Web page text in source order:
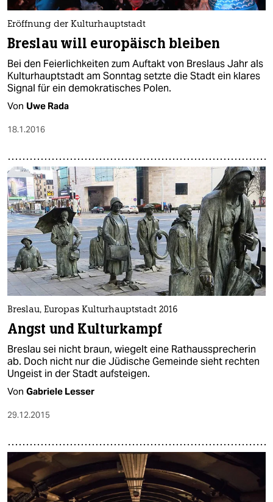
Eröffnung der Kulturhauptstadt
Breslau will europäisch bleiben
Bei den Feierlichkeiten zum Auftakt von Breslaus Jahr als
Kulturhauptstadt am Sonntag setzte die Stadt ein klares
Signal für ein demokratisches Polen.
Von Uwe Rada
18.1.2016
Breslau, Europas Kulturhauptstadt 2016
Angst und Kulturkampf
Breslau sei nicht braun, wiegelt eine Rathaussprecherin
ab. Doch nicht nur die Jüdische Gemeinde sieht rechten
Ungeist in der Stadt aufsteigen.
Von Gabriele Lesser
29.12.2015